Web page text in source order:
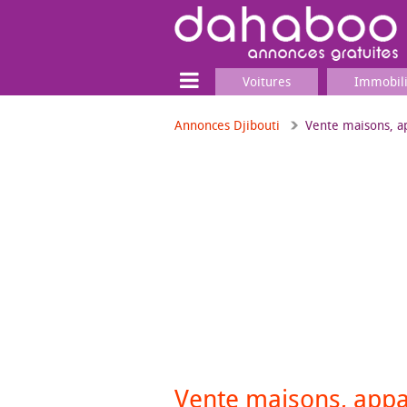
Voitures
Annonces Djibouti Vente maisons,
Vente maisons,